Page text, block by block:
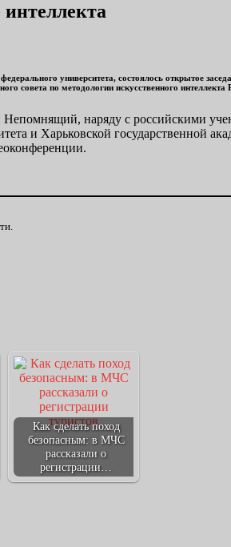
интеллекта
университета, состоялось открытое
совета по методологии искусственного
наряду с российскими
и Харьковской государственной
Как сделать поход
безопасным: в МЧС
рассказали о
регистрации…